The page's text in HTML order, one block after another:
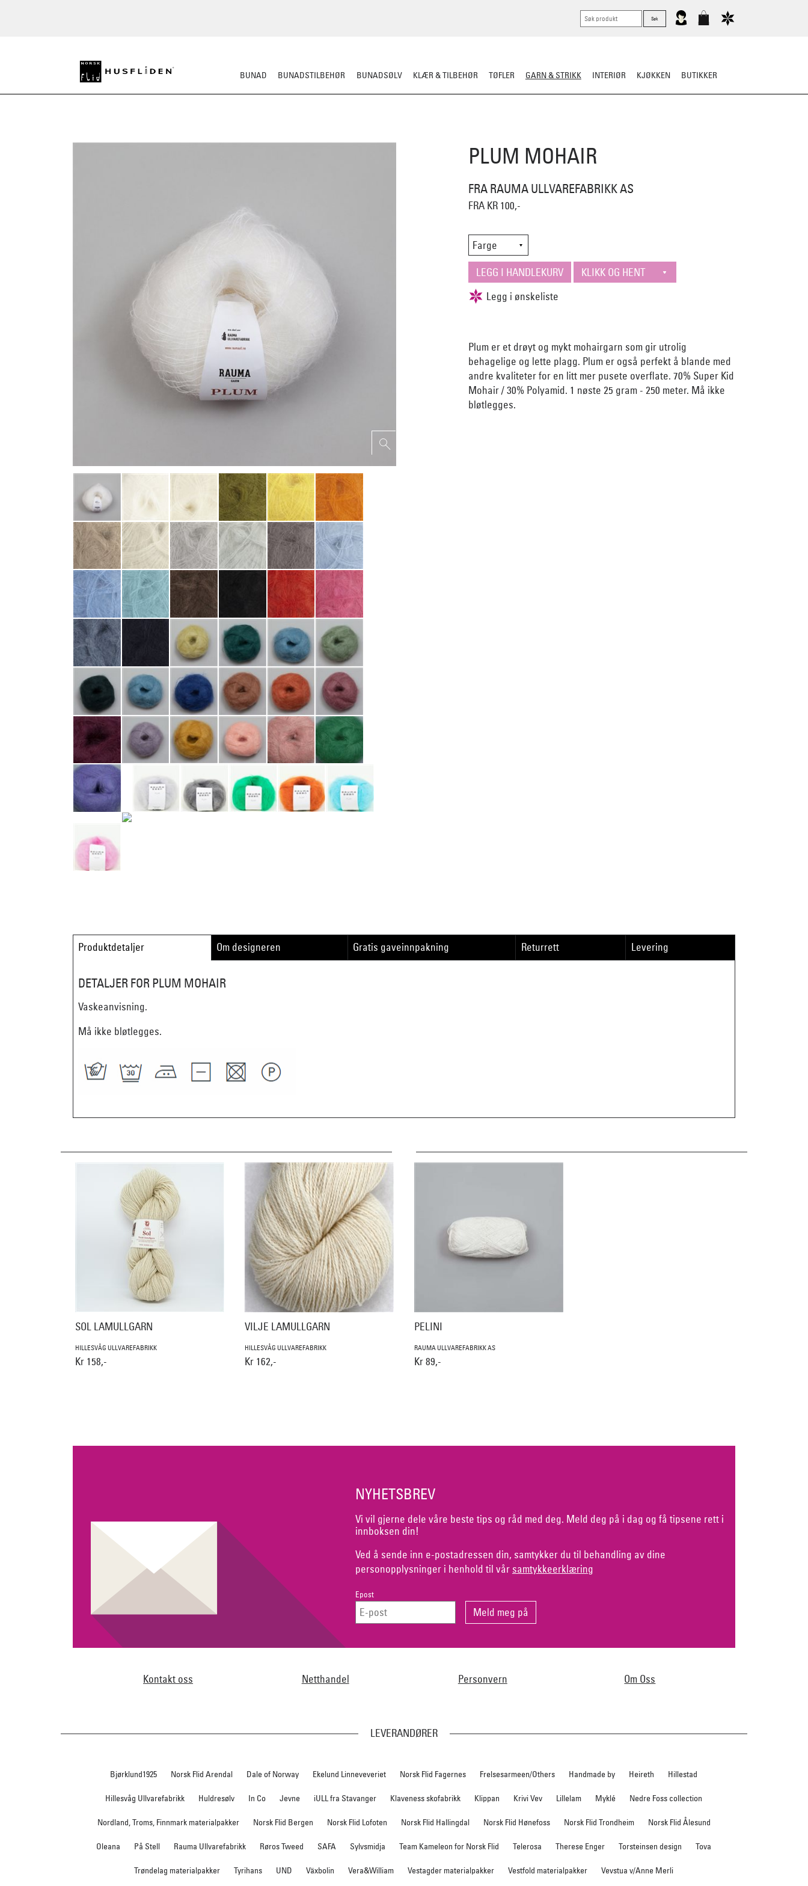
BUNAD BUNADSTILBEHØR BUNADSØLV KLÆR & TILBEHØR TØFLER GARN & STRIKK INTERIØR KJØKKEN BUTIKKER
PLUM MOHAIR
FRA RAUMA ULLVAREFABRIKK AS
FRA KR 100,-
Plum er et drøyt og mykt mohairgarn som gir utrolig
behagelige og lette plagg. Plum er også perfekt å blande med
andre kvaliteter for en litt mer pusete overflate. 70% Super Kid
Mohair / 30% Polyamid. 1 nøste 25 gram - 250 meter. Må ikke
bløtlegges.
Produktdetaljer Om designeren Gratis gaveinnpakning Returrett Levering
DETALJER FOR PLUM MOHAIR
Vaskeanvisning.
Må ikke bløtlegges.
SOL LAMULLGARN
HILLESVÅG ULLVAREFABRIKK
Kr 158,-
VILJE LAMULLGARN
HILLESVÅG ULLVAREFABRIKK
Kr 162,-
PELINI
RAUMA ULLVAREFABRIKK AS
Kr 89,-
NYHETSBREV
Vi vil gjerne dele våre beste tips og råd med deg. Meld deg på i dag og få tipsene rett i
innboksen din!
Ved å sende inn e-postadressen din, samtykker du til behandling av dine
personopplysninger i henhold til vår samtykkeerklæring
Epost
Kontakt oss Netthandel Personvern Om Oss
LEVERANDØRER
Bjørklund1925 Norsk Flid Arendal Dale of Norway Ekelund Linneveveriet Norsk Flid Fagernes Frelsesarmeen/Others Handmade by Heireth Hillestad
Hillesvåg Ullvarefabrikk Huldresølv In Co Jevne iULL fra Stavanger Klaveness skofabrikk Klippan Krivi Vev Lillelam Myklé Nedre Foss collection
Nordland, Troms, Finnmark materialpakker Norsk Flid Bergen Norsk Flid Lofoten Norsk Flid Hallingdal Norsk Flid Hønefoss Norsk Flid Trondheim Norsk Flid Ålesund
Oleana På Stell Rauma Ullvarefabrikk Røros Tweed SAFA Sylvsmidja Team Kameleon for Norsk Flid Telerosa Therese Enger Torsteinsen design Tova
Trøndelag materialpakker Tyrihans UND Växbolin Vera&William Vestagder materialpakker Vestfold materialpakker Vevstua v/Anne Merli